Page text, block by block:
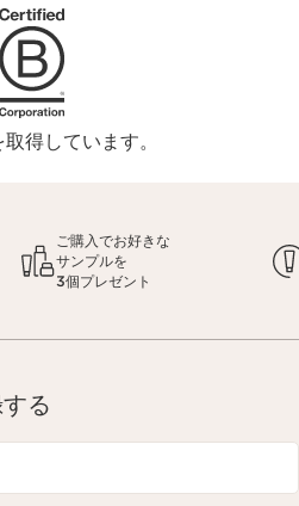
得しています。
ご購入でお好きな
サンプルを
3個プレゼント
る